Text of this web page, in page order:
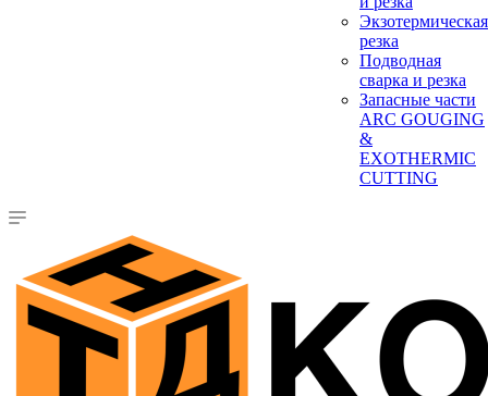
Экзотермическая
резка
Подводная
сварка и резка
Запасные части
ARC GOUGING
&
EXOTHERMIC
CUTTING